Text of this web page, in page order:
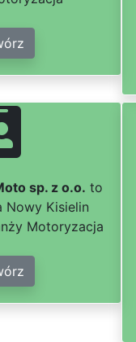
sp. z o.o. to
Nowy Kisielin
Motoryzacja